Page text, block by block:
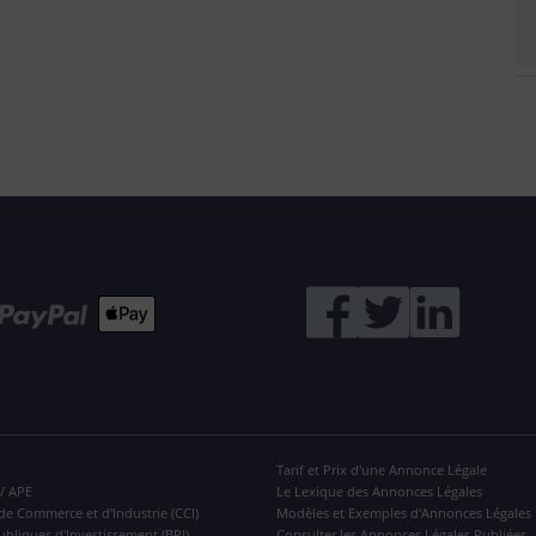
APE
Commerce et d'Industrie (CCI)
Tarif et Prix d'une Annonce Légale
Le Lexique des Annonces Légales
Modèles et Exemples d'Annonces Légales